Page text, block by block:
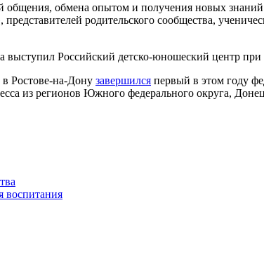
общения, обмена опытом и получения новых
представителей родительского сообщества,
выступил Российский детско-юношеский центр
в Ростове-на-Дону завершился первый в этом году
из регионов Южного федерального округа,
воспитания